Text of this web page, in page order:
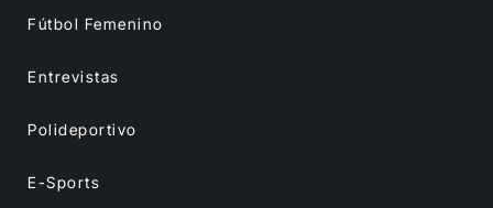
Fútbol Femenino
Entrevistas
Polideportivo
E-Sports